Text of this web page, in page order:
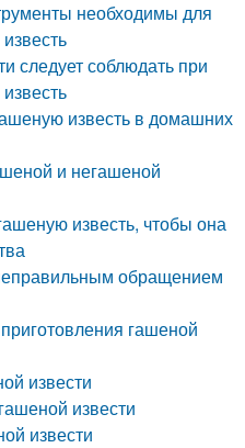
необходимы для
следует соблюдать при
известь в домашних
и негашеной
известь, чтобы она
обращением
гашеной
извести
извести
извести